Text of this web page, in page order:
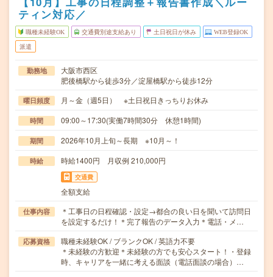
ティン対応／
職種未経験OK 交通費別途支給あり 土日祝日が休み WEB登録OK
派遣
勤務地
大阪市西区
肥後橋駅から徒歩3分／淀屋橋駅から徒歩12分
曜日頻度 月～金（週5日） ※土日祝日きっちりお休み
時間 09:00～17:30(実働7時間30分 休憩1時間)
期間 2026年10月上旬～長期 ※10月～！
時給 時給1400円 月収例 210,000円
交通費
全額支給
仕事内容
＊工事日の日程確認・設定→都合の良い日を聞いて訪問日
を設定するだけ！＊完了報告のデータ入力＊電話・メ…
応募資格
職種未経験OK / ブランクOK / 英語力不要
＊未経験の方歓迎＊未経験の方でも安心スタート！・登録
時、キャリアを一緒に考える面談（電話面談の場合）…